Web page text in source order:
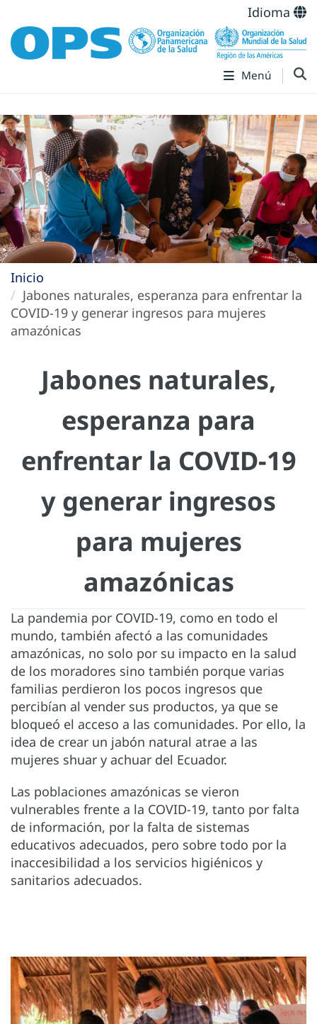
Idioma
Menú
Inicio
Jabones naturales, esperanza para enfrentar la
COVID-19 y generar ingresos para mujeres
amazónicas
Jabones naturales,
esperanza para
enfrentar la COVID-19
y generar ingresos
para mujeres
amazónicas
La pandemia por COVID-19, como en todo el
mundo, también afectó a las comunidades
amazónicas, no solo por su impacto en la salud
de los moradores sino también porque varias
familias perdieron los pocos ingresos que
percibían al vender sus productos, ya que se
bloqueó el acceso a las comunidades. Por ello, la
idea de crear un jabón natural atrae a las
mujeres shuar y achuar del Ecuador.
Las poblaciones amazónicas se vieron
vulnerables frente a la COVID-19, tanto por falta
de información, por la falta de sistemas
educativos adecuados, pero sobre todo por la
inaccesibilidad a los servicios higiénicos y
sanitarios adecuados.